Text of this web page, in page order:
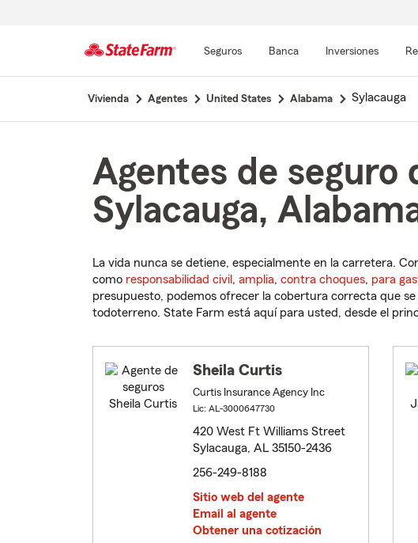
Seguros Banca Inversiones
Vivienda Agentes United States Alabama Sylacauga
Agentes de seguro
Sylacauga,
La vida nunca se detiene, especialmente en la carretera.
como responsabilidad civil , amplia, contra choques, para
presupuesto, podemos ofrecer la cobertura correcta que
todoterreno. State Farm está aquí para usted, desde el
Sheila Curtis
Curtis Insurance Agency Inc
Lic: AL-3000647730
420 West Ft Williams Street
Sylacauga, AL 35150-2436
256-249-8188
Sitio web del agente
Email al agente
Obtener una cotización